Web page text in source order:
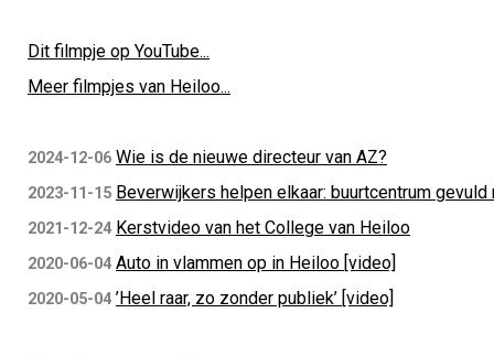
Dit filmpje op YouTube...
Meer filmpjes van Heiloo...
2024-12-06 Wie is de nieuwe directeur van AZ?
2023-11-15 Beverwijkers helpen elkaar: buurtcentrum gevuld
2021-12-24 Kerstvideo van het College van Heiloo
2020-06-04 Auto in vlammen op in Heiloo [video]
2020-05-04 ’Heel raar, zo zonder publiek’ [video]